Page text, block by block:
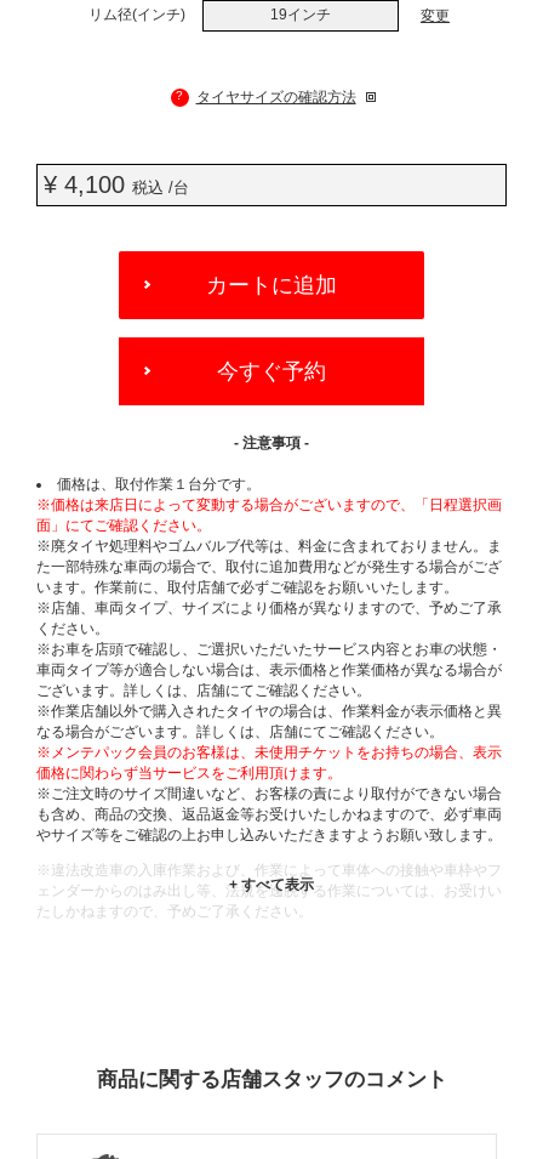
リム径(インチ) 19インチ 変更
? タイヤサイズの確認方法
¥ 4,100 税込 /台
OPTIONS
カートに追加
今すぐ予約
- 注意事項 -
価格は、取付作業１台分です。
※価格は来店日によって変動する場合がございますので、「日程選択画
面」にてご確認ください。
※廃タイヤ処理料やゴムバルブ代等は、料金に含まれておりません。ま
た一部特殊な車両の場合で、取付に追加費用などが発生する場合がござ
います。作業前に、取付店舗で必ずご確認をお願いいたします。
※店舗、車両タイプ、サイズにより価格が異なりますので、予めご了承
ください。
※お車を店頭で確認し、ご選択いただいたサービス内容とお車の状態・
車両タイプ等が適合しない場合は、表示価格と作業価格が異なる場合が
ございます。詳しくは、店舗にてご確認ください。
※作業店舗以外で購入されたタイヤの場合は、作業料金が表示価格と異
なる場合がございます。詳しくは、店舗にてご確認ください。
※メンテパック会員のお客様は、未使用チケットをお持ちの場合、表示
価格に関わらず当サービスをご利用頂けます。
※ご注文時のサイズ間違いなど、お客様の責により取付ができない場合
も含め、商品の交換、返品返金等お受けいたしかねますので、必ず車両
やサイズ等をご確認の上お申し込みいただきますようお願い致します。
※違法改造車の入庫作業および、作業によって車体への接触や車枠やフ
ェンダーからのはみ出し等、法規を逸脱する作業については、お受けい
たしかねますので、予めご了承ください。
商品に関する店舗スタッフのコメント